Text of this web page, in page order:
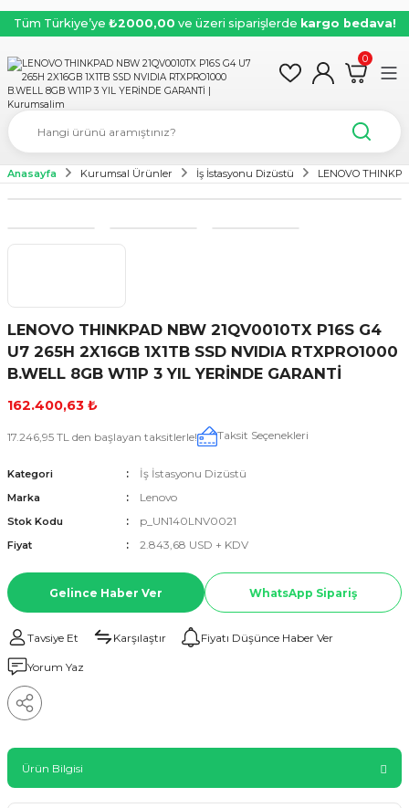
Tüm Türkiye’ye ₺2000,00 ve üzeri siparişlerde kargo bedava!
0
Anasayfa Kurumsal Ürünler İş İstasyonu Dizüstü LENOVO
LENOVO THINKPAD NBW 21QV0010TX P16S G4
U7 265H 2X16GB 1X1TB SSD NVIDIA RTXPRO1000
B.WELL 8GB W11P 3 YIL YERİNDE GARANTİ
162.400,63 ₺
17.246,95 TL den başlayan taksitlerle! Taksit Seçenekleri
Kategori İş İstasyonu Dizüstü
Marka Lenovo
Stok Kodu p_UN140LNV0021
Fiyat 2.843,68 USD + KDV
Gelince Haber Ver WhatsApp Sipariş
Tavsiye Et Karşılaştır Fiyatı Düşünce Haber Ver
Yorum Yaz
Ürün Bilgisi